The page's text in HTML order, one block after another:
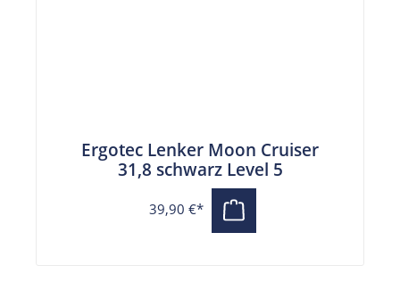
Ergotec Lenker Moon Cruiser
31,8 schwarz Level 5
39,90 €*